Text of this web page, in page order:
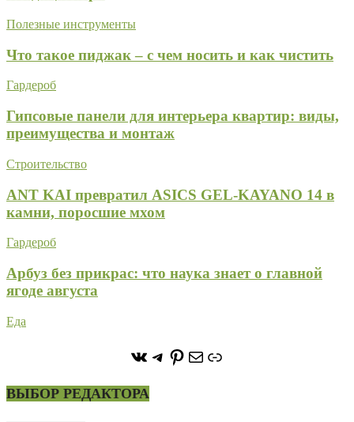
Полезные инструменты
Что такое пиджак – с чем носить и как чистить
Гардероб
Гипсовые панели для интерьера квартир: виды,
преимущества и монтаж
Строительство
ANT KAI превратил ASICS GEL-KAYANO 14 в
камни, поросшие мхом
Гардероб
Арбуз без прикрас: что наука знает о главной
ягоде августа
Еда
https://vk.com/
https://t.me/stoneforest
https://
ПочтаСсылка
ВЫБОР РЕДАКТОРА